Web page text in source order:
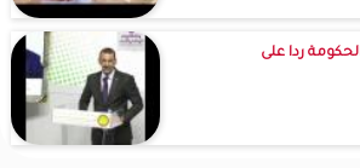
ردا على